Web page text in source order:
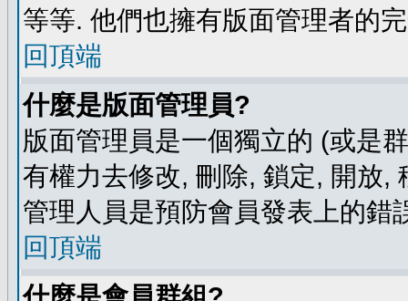
等等. 他們也擁有版面管理者的
回頂端
什麼是版面管理員?
版面管理員是一個獨立的 (或是
有權力去修改, 刪除, 鎖定, 開放,
管理人員是預防會員發表上的錯
回頂端